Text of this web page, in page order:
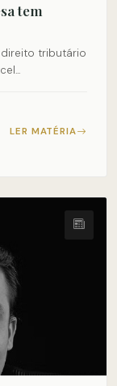
tem
direito tributário
LER MATÉRIA